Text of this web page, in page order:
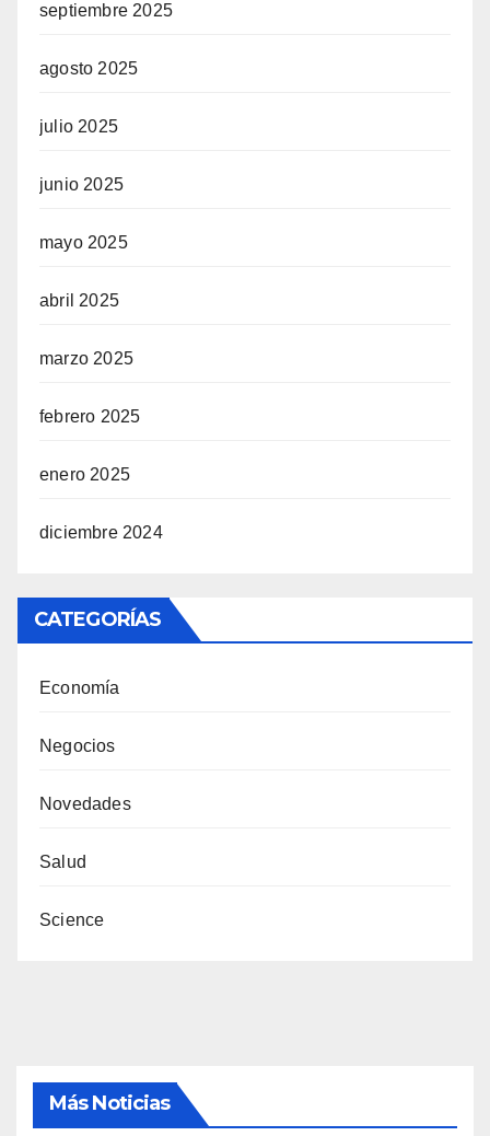
septiembre 2025
agosto 2025
julio 2025
junio 2025
mayo 2025
abril 2025
marzo 2025
febrero 2025
enero 2025
diciembre 2024
CATEGORÍAS
Economía
Negocios
Novedades
Salud
Science
Más Noticias